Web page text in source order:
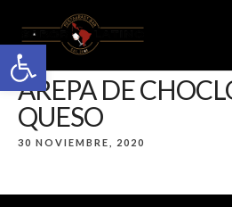
Open toolbar
AREPA DE
QUESO
30 NOVIEMBRE, 2020